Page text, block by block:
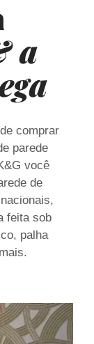
a
comprar
parede
você
de
feita sob
palha